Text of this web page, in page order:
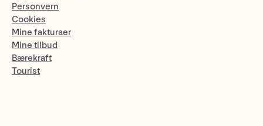
Personvern
Cookies
Mine fakturaer
Mine tilbud
Bærekraft
Tourist